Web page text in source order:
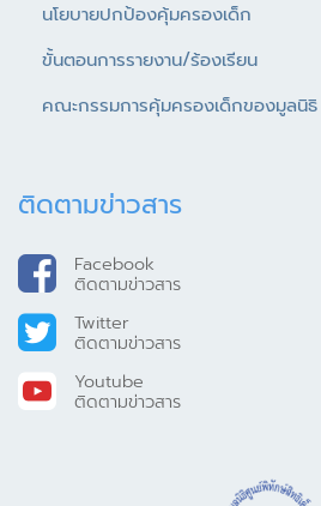
นโยบายปกป้องคุ้มครองเด็ก
ขั้นตอนการรายงาน/ร้องเรียน
คณะกรรมการคุ้มครองเด็กของมูลนิธิ
ติดตามข่าวสาร
Facebook
ติดตามข่าวสาร
Twitter
ติดตามข่าวสาร
Youtube
ติดตามข่าวสาร